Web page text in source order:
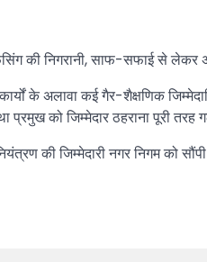
की निगरानी, साफ-सफाई से
के अलावा कई गैर-शैक्षणिक
को जिम्मेदार ठहराना पूरी तरह
की जिम्मेदारी नगर निगम को